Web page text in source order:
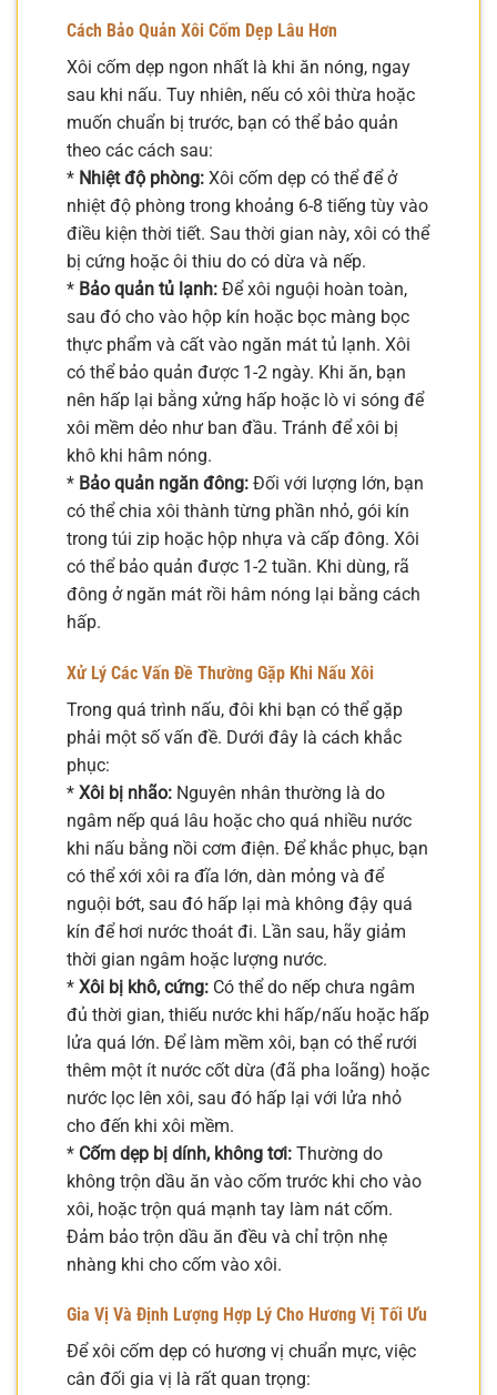
Cách Bảo Quản Xôi Cốm Dẹp Lâu Hơn
Xôi cốm dẹp ngon nhất là khi ăn nóng, ngay
sau khi nấu. Tuy nhiên, nếu có xôi thừa hoặc
muốn chuẩn bị trước, bạn có thể bảo quản
theo các cách sau:
* Nhiệt độ phòng: Xôi cốm dẹp có thể để ở
nhiệt độ phòng trong khoảng 6-8 tiếng tùy vào
điều kiện thời tiết. Sau thời gian này, xôi có thể
bị cứng hoặc ôi thiu do có dừa và nếp.
* Bảo quản tủ lạnh: Để xôi nguội hoàn toàn,
sau đó cho vào hộp kín hoặc bọc màng bọc
thực phẩm và cất vào ngăn mát tủ lạnh. Xôi
có thể bảo quản được 1-2 ngày. Khi ăn, bạn
nên hấp lại bằng xửng hấp hoặc lò vi sóng để
xôi mềm dẻo như ban đầu. Tránh để xôi bị
khô khi hâm nóng.
* Bảo quản ngăn đông: Đối với lượng lớn, bạn
có thể chia xôi thành từng phần nhỏ, gói kín
trong túi zip hoặc hộp nhựa và cấp đông. Xôi
có thể bảo quản được 1-2 tuần. Khi dùng, rã
đông ở ngăn mát rồi hâm nóng lại bằng cách
hấp.
Xử Lý Các Vấn Đề Thường Gặp Khi Nấu Xôi
Trong quá trình nấu, đôi khi bạn có thể gặp
phải một số vấn đề. Dưới đây là cách khắc
phục:
* Xôi bị nhão: Nguyên nhân thường là do
ngâm nếp quá lâu hoặc cho quá nhiều nước
khi nấu bằng nồi cơm điện. Để khắc phục, bạn
có thể xới xôi ra đĩa lớn, dàn mỏng và để
nguội bớt, sau đó hấp lại mà không đậy quá
kín để hơi nước thoát đi. Lần sau, hãy giảm
thời gian ngâm hoặc lượng nước.
* Xôi bị khô, cứng: Có thể do nếp chưa ngâm
đủ thời gian, thiếu nước khi hấp/nấu hoặc hấp
lửa quá lớn. Để làm mềm xôi, bạn có thể rưới
thêm một ít nước cốt dừa (đã pha loãng) hoặc
nước lọc lên xôi, sau đó hấp lại với lửa nhỏ
cho đến khi xôi mềm.
* Cốm dẹp bị dính, không tơi: Thường do
không trộn dầu ăn vào cốm trước khi cho vào
xôi, hoặc trộn quá mạnh tay làm nát cốm.
Đảm bảo trộn dầu ăn đều và chỉ trộn nhẹ
nhàng khi cho cốm vào xôi.
Gia Vị Và Định Lượng Hợp Lý Cho Hương Vị Tối Ưu
Để xôi cốm dẹp có hương vị chuẩn mực, việc
cân đối gia vị là rất quan trọng: